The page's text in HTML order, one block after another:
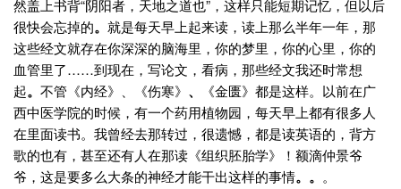
然盖上书背“阴阳者，天地之道也”，这样只能短期记忆，但以后
很快会忘掉的。 就是每天早上起来读，读上那么半年一年，那
这些经文就存在你深深的脑海里，你的梦里，你的心里，你的
血管里了……到现在，写论文，看病，那些经文我还时常想
起。 不管《内经》、《伤寒》 、
《金匮》都是这样。以前在广
西中医学院的时候，有一个药用植物园，每天早上都有很多人
在里面读书。我曾经去那转过，很遗憾，都是读英语的，背方
歌的也有，甚至还有人在那读《组织胚胎学》！额滴仲景爷
爷，这是要多么大条的神经才能干出这样的事情。 。 。